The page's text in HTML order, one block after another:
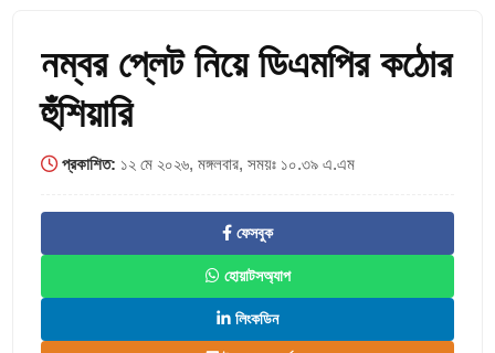
নম্বর প্লেট নিয়ে ডিএমপির কঠোর
হুঁশিয়ারি
প্রকাশিত: ১২ মে ২০২৬, মঙ্গলবার, সময়ঃ ১০.৩৯ এ.এম
ফেসবুক
হোয়াটসঅ্যাপ
লিংকডিন